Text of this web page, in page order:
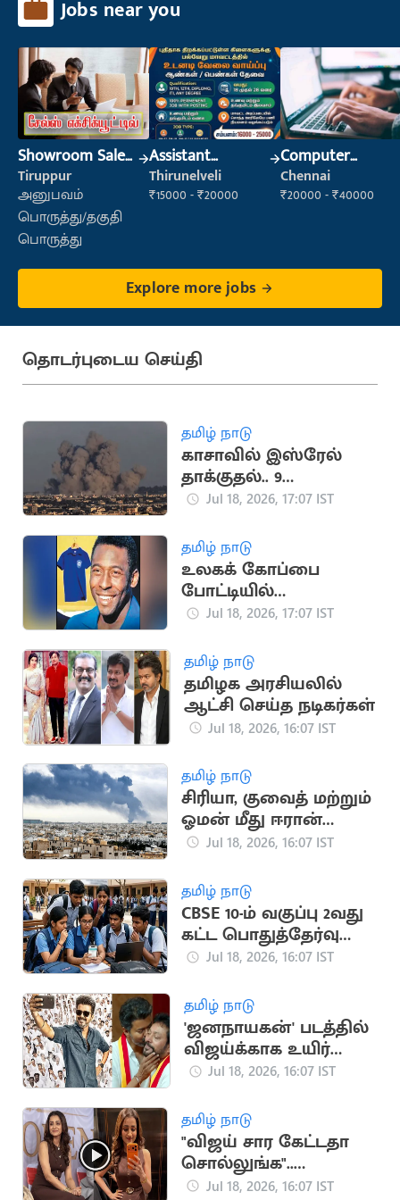
Jobs near you
Showroom Sales
Executive (Retail
Sales)
Tiruppur
அனுபவம்
பொருத்து/தகுதி
பொருத்து
Assistant
Manager
Thirunelveli
₹15000 - ₹20000
Computer
Operator
Chennai
₹20000 - ₹40000
Explore more jobs
தொடர்புடைய செய்தி
தமிழ் நாடு
காசாவில் இஸ்ரேல்
தாக்குதல்.. 9
பாலஸ்தீனர்கள்
Jul 18, 2026, 17:07 IST
தமிழ் நாடு
உலகக் கோப்பை
போட்டியில்
பயன்படுத்திய பீலே
ஏலம்
Jul 18, 2026, 17:07 IST
தமிழ் நாடு
தமிழக அரசியலில்
ஆட்சி செய்த நடிகர்கள்
Jul 18, 2026, 16:07 IST
தமிழ் நாடு
சிரியா, குவைத் மற்றும்
ஓமன் மீது ஈரான்
பதிலடி தாக்குதல்
Jul 18, 2026, 16:07 IST
தமிழ் நாடு
CBSE 10-ம் வகுப்பு 2வது
கட்ட பொதுத்தேர்வு
முடிவுகள்
Jul 18, 2026, 16:07 IST
தமிழ் நாடு
'ஜனநாயகன்' படத்தில்
விஜய்க்காக உயிர்
கொடுக்கும் நண்பன்
ஸ்ரீநாத்
Jul 18, 2026, 16:07 IST
தமிழ் நாடு
"விஜய் சார கேட்டதா
சொல்லுங்க"..
திரிஷாவை நோக்கி
Jul 18, 2026, 16:07 IST